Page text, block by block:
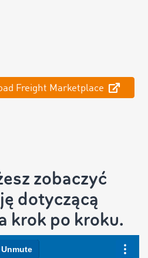
Freight Marketplace
zobaczyć
dotyczącą
krok po kroku.